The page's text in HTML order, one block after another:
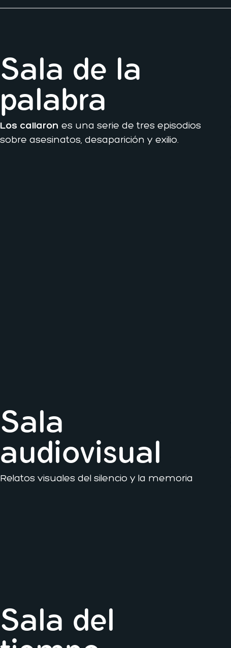
Sala de la
palabra
Los callaron es una serie de tres episodios
sobre asesinatos, desaparición y exilio.
Sala
audiovisual
Relatos visuales del silencio y la memoria
Sala del